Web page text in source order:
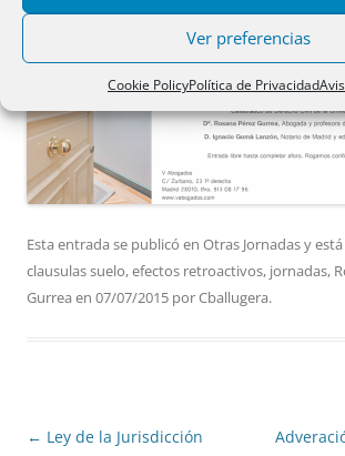
Ver preferencias
Cookie PolicyPolítica de Privacidad
Esta entrada se publicó en Otras Jornadasy
clausulas suelo,efectos retroactivos, jornadas,
Gurrea en 07/07/2015 porCballugera.
Navegación
← Ley de la Jurisdicción